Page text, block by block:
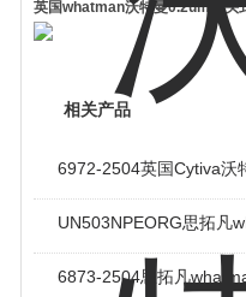
英国whatman沃特曼0.2um针头
相关产品
6972-2504英国Cytiva沃
UN503NPEORG思拓凡
6873-2504思拓凡